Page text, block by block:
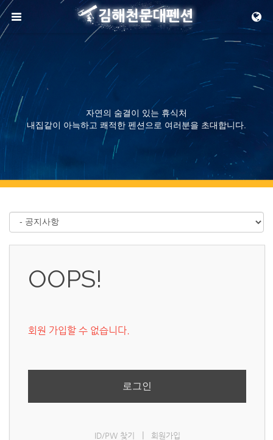
메뉴 건너뛰기
자연의 숨결이 있는 휴식처
내집같이 아늑하고 쾌적한 펜션으로 여러분을 초대합니다.
OOPS!
회원 가입할 수 없습니다.
로그인
ID/PW 찾기 회원가입